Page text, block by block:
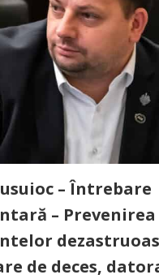
– Întrebare
– Prevenirea
de deces,